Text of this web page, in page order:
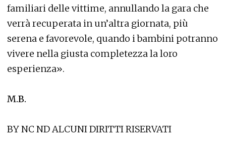
familiari delle vittime, annullando la gara che
verrà recuperata in un’altra giornata, più
serena e favorevole, quando i bambini potranno
vivere nella giusta completezza la loro
esperienza».
M.B.
BY NC ND ALCUNI DIRITTI RISERVATI